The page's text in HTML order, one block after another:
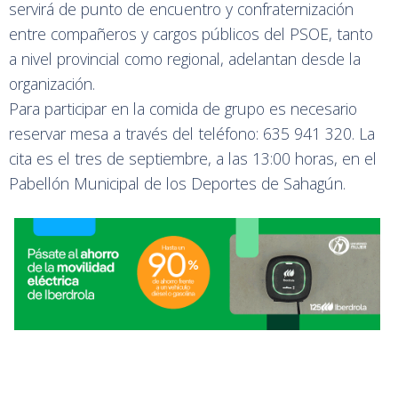
servirá de punto de encuentro y confraternización
entre compañeros y cargos públicos del PSOE, tanto
a nivel provincial como regional, adelantan desde la
organización.
Para participar en la comida de grupo es necesario
reservar mesa a través del teléfono: 635 941 320. La
cita es el tres de septiembre, a las 13:00 horas, en el
Pabellón Municipal de los Deportes de Sahagún.